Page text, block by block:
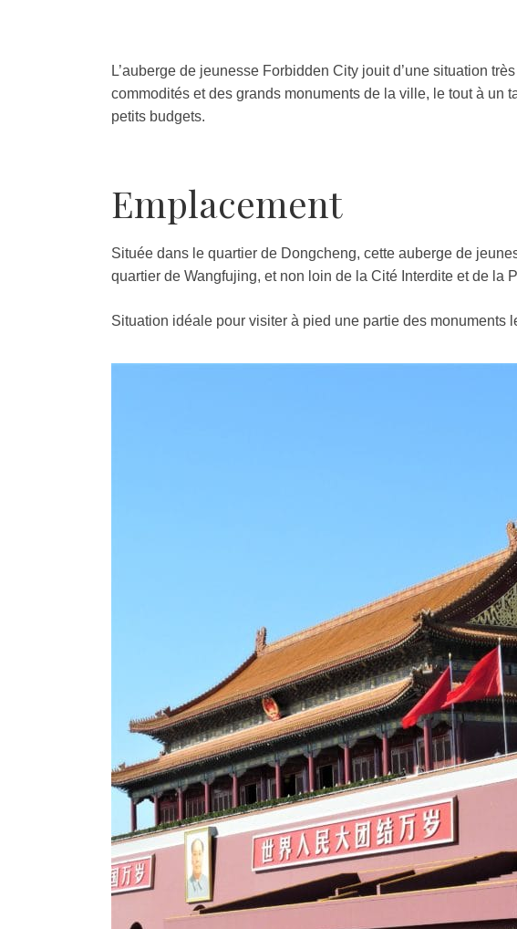
L’auberge de jeunesse Forbidden City jouit d’une situation
commodités et des grands monuments de la ville, le tout à un
petits budgets.
Emplacement
Située dans le quartier de Dongcheng, cette auberge de
quartier de Wangfujing, et non loin de la Cité Interdite et de la
Situation idéale pour visiter à pied une partie des monuments